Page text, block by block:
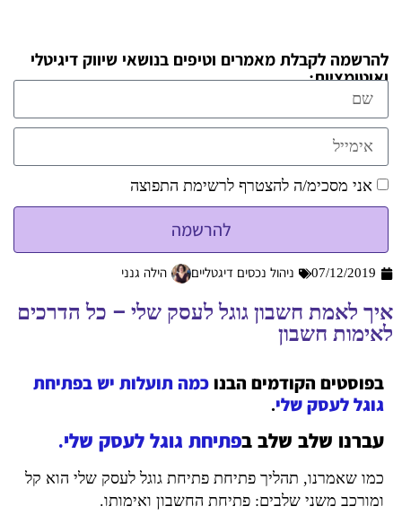
להרשמה לקבלת מאמרים וטיפים בנושאי שיווק דיגיטלי
ואוטומציות:
אני מסכימ/ה להצטרף לרשימת התפוצה
להרשמה
07/12/2019 ניהול נכסים דיגטליים הילה גנני
איך לאמת חשבון גוגל לעסק שלי – כל הדרכים
לאימות חשבון
בפוסטים הקודמים הבנו כמה תועלות יש בפתיחת
גוגל לעסק שלי.
עברנו שלב שלב בפתיחת גוגל לעסק שלי.
כמו שאמרנו, תהליך פתיחת פתיחת גוגל לעסק שלי הוא קל
ומורכב משני שלבים: פתיחת החשבון ואימותו.